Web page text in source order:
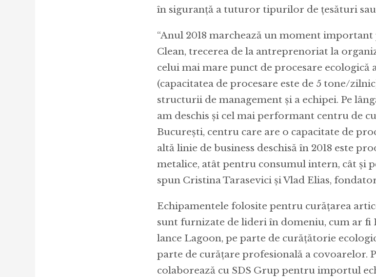
în siguranță a tuturor tipurilor de țesături sau
“Anul 2018 marchează un moment
Clean, trecerea de la antreprenoriat la
celui mai mare punct de procesare ecologică
(capacitatea de procesare este de 5 tone/
structurii de management și a echipei. Pe
am deschis și cel mai performant centru de
București, centru care are o capacitate de
altă linie de business deschisă în 2018 este
metalice, atât pentru consumul intern, cât și
spun Cristina Tarasevici și Vlad Elias,
Echipamentele folosite pentru curățarea
sunt furnizate de lideri în domeniu, cum ar fi
lance Lagoon, pe parte de curățătorie
parte de curățare profesională a covoarelor.
colaborează cu SDS Grup pentru importul